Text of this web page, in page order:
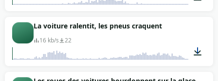
La voiture ralentit, les pneus craquent
16 kb/s 22
00:02